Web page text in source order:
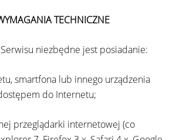
TECHNICZNE
niezbędne jest posiadanie:
smartfona lub innego urządzenia
do Internetu;
przeglądarki internetowej (co